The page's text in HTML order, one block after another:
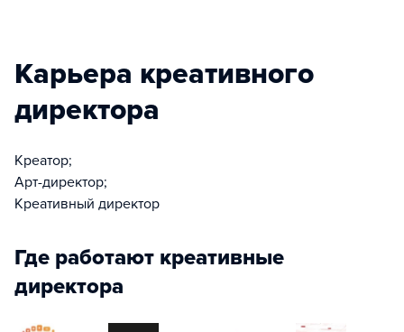
Карьера креативного
директора
Креатор;
Арт-директор;
Креативный директор
Где работают креативные
директора